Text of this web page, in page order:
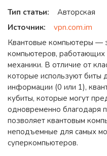
Тип статьи:
Авторская
Источник:
vpn.com.im
Квантовые компьютеры —
компьютеров, работающих
механики. В отличие от
которые используют биты
информации (0 или 1),
кубиты, которые могут
одновременно благодаря
позволяет квантовым
неподъемные для самых
суперкомпьютеров.